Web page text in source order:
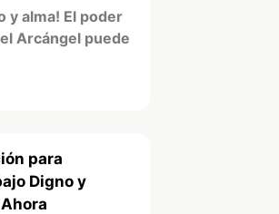
y alma! El poder
Arcángel puede
para
Digno y